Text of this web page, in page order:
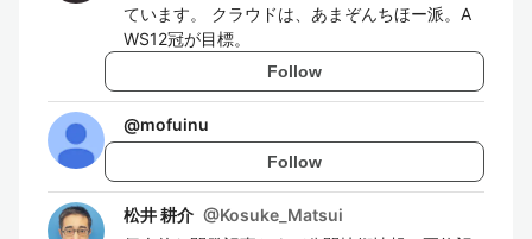
ています。 クラウドは、あまぞんちほー派。A
WS12冠が目標。
Follow
@mofuinu
Follow
松井 耕介 @Kosuke_Matsui